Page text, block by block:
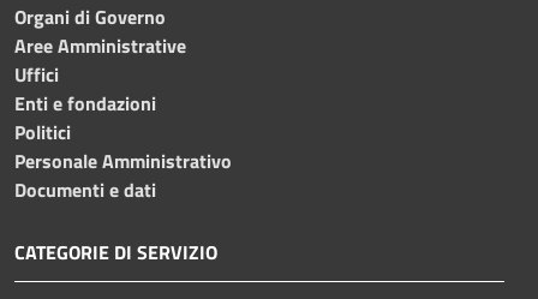
Organi di Governo
Aree Amministrative
Uffici
Enti e fondazioni
Politici
Personale Amministrativo
Documenti e dati
CATEGORIE DI SERVIZIO